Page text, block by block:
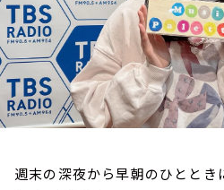
週末の深夜から早朝のひととき